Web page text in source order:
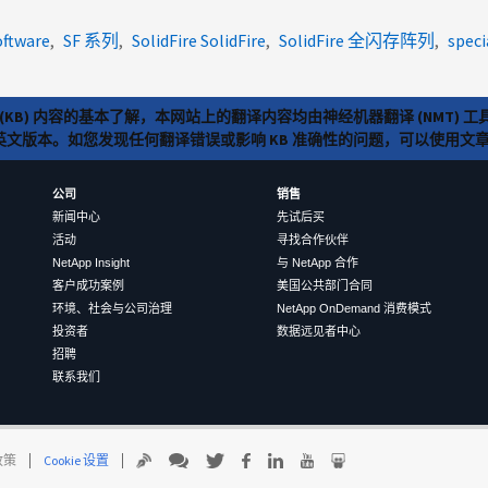
SF 系列 SolidFire SolidFire SolidFire 全闪存阵列
内容的基本了解，本网站上的翻译内容均由神经机器翻译 (NMT)
文版本。如您发现任何翻译错误或影响 KB 准确性的问题，可以使用文
公司
新闻中心
活动
NetApp Insight
客户成功案例
环境、社会与公司治理
投资者
招聘
联系我们
销售
先试后买
寻找合作伙伴
与 NetApp 合作
美国公共部门合同
NetApp OnDemand 消费模式
数据远见者中心
策 Cookie 设置